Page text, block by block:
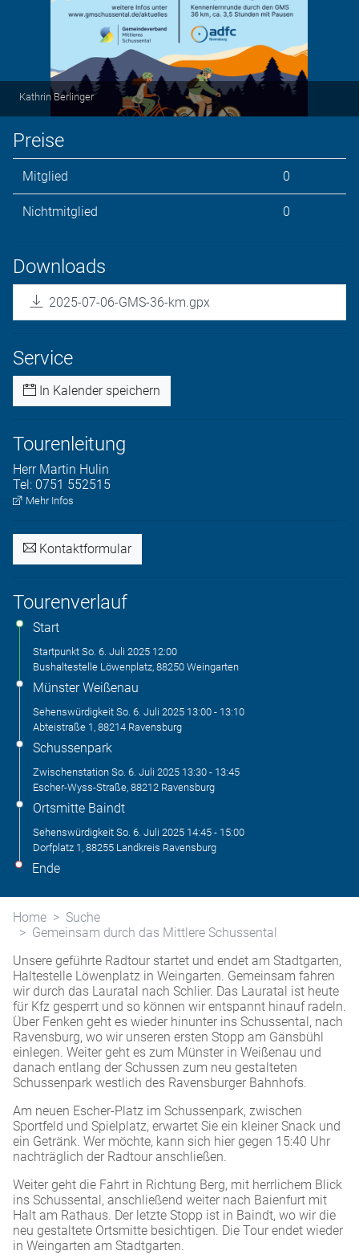
Kathrin Berlinger
Preise
Mitglied 0
Nichtmitglied 0
Downloads
2025-07-06-GMS-36-km.gpx
Service
In Kalender speichern
Tourenleitung
Herr Martin Hulin
Tel: 0751 552515
Mehr Infos
Kontaktformular
Tourenverlauf
Start
Startpunkt So. 6. Juli 2025 12:00
Bushaltestelle Löwenplatz, 88250 Weingarten
Münster Weißenau
Sehenswürdigkeit So. 6. Juli 2025 13:00 - 13:10
Abteistraße 1, 88214 Ravensburg
Schussenpark
Zwischenstation So. 6. Juli 2025 13:30 - 13:45
Escher-Wyss-Straße, 88212 Ravensburg
Ortsmitte Baindt
Sehenswürdigkeit So. 6. Juli 2025 14:45 - 15:00
Dorfplatz 1, 88255 Landkreis Ravensburg
Ende
Home
Suche
Gemeinsam durch das Mittlere Schussental
Unsere geführte Radtour startet und endet am Stadtgarten,
Haltestelle Löwenplatz in Weingarten. Gemeinsam fahren
wir durch das Lauratal nach Schlier. Das Lauratal ist heute
für Kfz gesperrt und so können wir entspannt hinauf radeln.
Über Fenken geht es wieder hinunter ins Schussental, nach
Ravensburg, wo wir unseren ersten Stopp am Gänsbühl
einlegen. Weiter geht es zum Münster in Weißenau und
danach entlang der Schussen zum neu gestalteten
Schussenpark westlich des Ravensburger Bahnhofs.
Am neuen Escher-Platz im Schussenpark, zwischen
Sportfeld und Spielplatz, erwartet Sie ein kleiner Snack und
ein Getränk. Wer möchte, kann sich hier gegen 15:40 Uhr
nachträglich der Radtour anschließen.
Weiter geht die Fahrt in Richtung Berg, mit herrlichem Blick
ins Schussental, anschließend weiter nach Baienfurt mit
Halt am Rathaus. Der letzte Stopp ist in Baindt, wo wir die
neu gestaltete Ortsmitte besichtigen. Die Tour endet wieder
in Weingarten am Stadtgarten.